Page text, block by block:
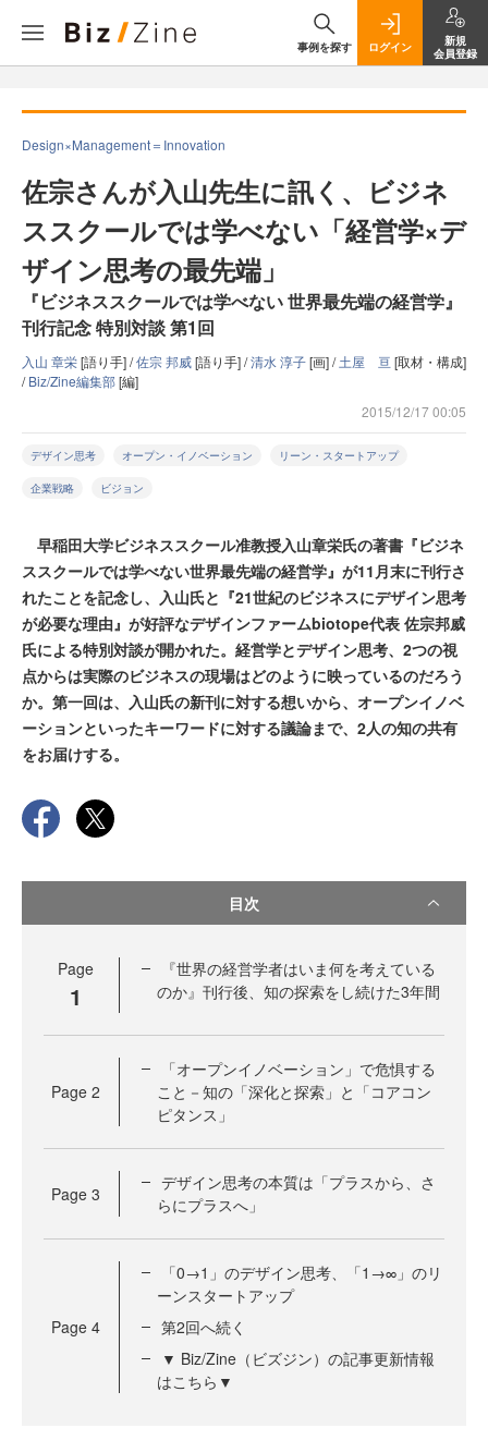
事例を探す ログイン
新規
会員登録
Design×Management＝Innovation
佐宗さんが入山先生に訊く、ビジネ
ススクールでは学べない「経営学×デ
ザイン思考の最先端」
『ビジネススクールでは学べない 世界最先端の経営学』
刊行記念 特別対談 第1回
入山 章栄[語り手] /佐宗 邦威[語り手] /清水 淳子[画] /土屋 亘 [取材・構成]
/Biz/Zine編集部[編]
2015/12/17 00:05
デザイン思考 オープン・イノベーション リーン・スタートアップ
企業戦略 ビジョン
早稲田大学ビジネススクール准教授入山章栄氏の著書『ビジネ
ススクールでは学べない世界最先端の経営学』が11月末に刊行さ
れたことを記念し、入山氏と『21世紀のビジネスにデザイン思考
が必要な理由』が好評なデザインファームbiotope代表 佐宗邦威
氏による特別対談が開かれた。経営学とデザイン思考、2つの視
点からは実際のビジネスの現場はどのように映っているのだろう
か。第一回は、入山氏の新刊に対する想いから、オープンイノベ
ーションといったキーワードに対する議論まで、2人の知の共有
をお届けする。
目次
Page
1
『世界の経営学者はいま何を考えている
のか』刊行後、知の探索をし続けた3年間
Page 2
「オープンイノベーション」で危惧する
こと－知の「深化と探索」と「コアコン
ピタンス」
Page 3
デザイン思考の本質は「プラスから、さ
らにプラスへ」
Page 4
「0→1」のデザイン思考、「1→∞」のリ
ーンスタートアップ
第2回へ続く
▼ Biz/Zine（ビズジン）の記事更新情報
はこちら▼